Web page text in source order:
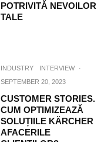
POTRIVITĂ NEVOILOR
TALE
INDUSTRY INTERVIEW
·
SEPTEMBER 20, 2023
CUSTOMER STORIES.
CUM OPTIMIZEAZĂ
SOLUȚIILE KÄRCHER
AFACERILE